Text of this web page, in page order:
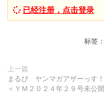
已经注册，点击登录
标签：
上一篇
まるぴ ヤンマガアザーっす！
＜ＹＭ２０２４年２９号未公開